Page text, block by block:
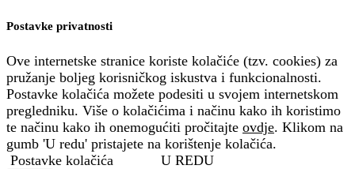
Postavke privatnosti
Ove internetske stranice koriste kolačiće (tzv. cookies) za
pružanje boljeg korisničkog iskustva i funkcionalnosti.
Postavke kolačića možete podesiti u svojem internetskom
pregledniku. Više o kolačićima i načinu kako ih koristimo
te načinu kako ih onemogućiti pročitajte ovdje. Klikom na
gumb 'U redu' pristajete na korištenje kolačića.
Postavke kolačića
U REDU